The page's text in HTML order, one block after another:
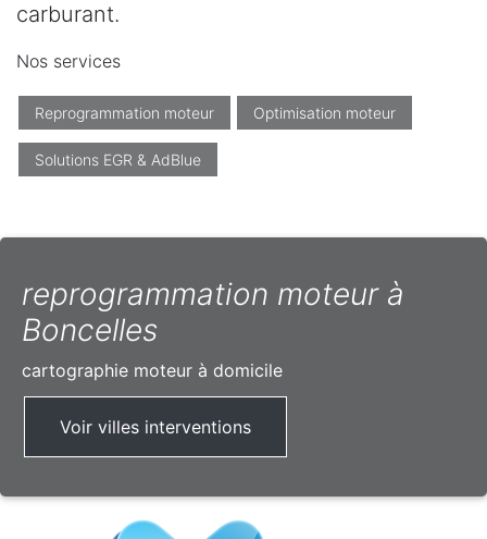
carburant.
Nos services
Reprogrammation moteur Optimisation moteur
Solutions EGR & AdBlue
reprogrammation moteur à
Boncelles
cartographie moteur à domicile
Voir villes interventions